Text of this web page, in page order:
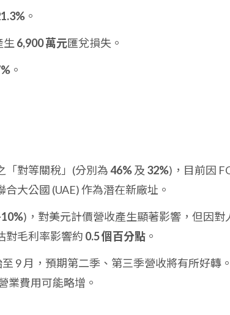
。
生 6,900 萬元匯兌損失。
。
「對等關稅」(分別為46%及 32%)，目前因
大公國 (UAE) 作為潛在新廠址。
)，對美元計價營收產生顯著影響，但因對
對毛利率影響約 0.5 個百分點 。
9 月，預期第二季、第三季營收將有所好轉
業費用可能略增。